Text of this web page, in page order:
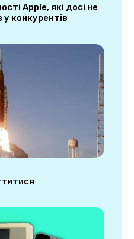
Apple, які досі не
у конкурентів